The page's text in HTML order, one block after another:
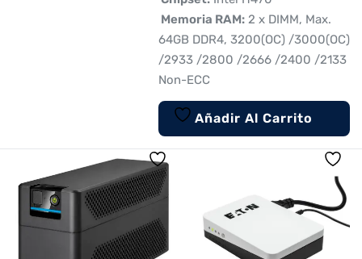
 Memoria RAM:2 x DIMM, Max.
64GB DDR4, 3200(OC) /3000(OC)
/2933 /2800 /2666 /2400 /2133
Non-ECC
Añadir Al Carrito